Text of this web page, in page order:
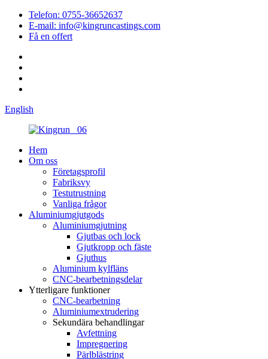
Telefon: 0755-36652637
E-mail: info@kingruncastings.com
Få en offert
English
Hem
Om oss
Företagsprofil
Fabriksvy
Testutrustning
Vanliga frågor
Aluminiumgjutgods
Aluminiumgjutning
Gjutbas och lock
Gjutkropp och fäste
Gjuthus
Aluminium kylfläns
CNC-bearbetningsdelar
Ytterligare funktioner
CNC-bearbetning
Aluminiumextrudering
Sekundära behandlingar
Avfettning
Impregnering
Pärlblästring